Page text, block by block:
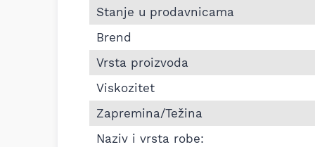
Informacije o Motorno ulje za motocikl
Stanje u prodavnicama
Brend
Vrsta proizvoda
Viskozitet
Zapremina/Težina
Naziv i vrsta robe: